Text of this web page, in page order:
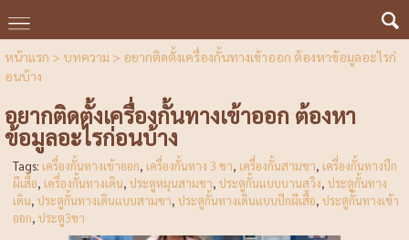
หน้าแรก > บทความ > อยากติดตั้งเครื่องกั้นทางเข้าออก ต้องหาข้อมูลอะไรก่
อนบ้าง
อยากติดตั้งเครื่องกั้นทางเข้าออก ต้องหา
ข้อมูลอะไรก่อนบ้าง
Tags: เครื่องกั้นทางเข้าออก, เครื่องกั้นทาง 3 ขา, เครื่องกั้นสามขา, เครื่องกั้นทางปีก
ผีเสื้อ, เครื่องกั้นทางเดิน, ประตูหมุนสามขา, ประตูกั้นแบบบานสวิง, ประตูกั้นทาง
เดิน, ประตูกั้นทางเดินแบบสามขา, ประตูกั้นทางเดินแบบปีกผีเสื้อ, ประตูกั้นทางเข้า
ออก, ประตู3ขา